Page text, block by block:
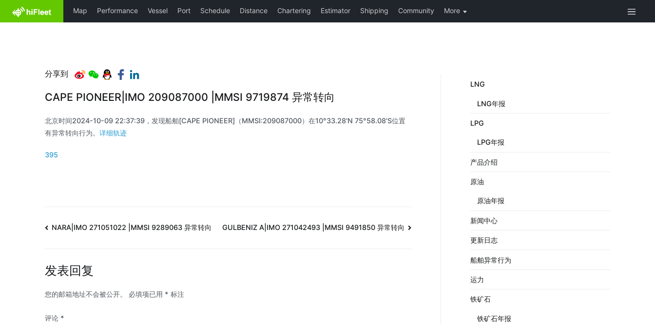
分享到
CAPE PIONEER|IMO 209087000 |MMSI 9719874 异常转向
北京时间2024-10-09 22:37:39，发现船舶[CAPE PIONEER]（MMSI:209087000）在10°33.28'N 75°58.08'S位置
有异常转向行为。 详细轨迹
395
NARA|IMO 271051022 |MMSI 9289063 异常转向 GULBENIZ A|IMO 271042493 |MMSI 9491850 异常转向
发表回复
您的邮箱地址不会被公开。 必填项已用 * 标注
评论 *
LNG
LNG年报
LPG
LPG年报
产品介绍
原油
原油年报
新闻中心
更新日志
船舶异常行为
运力
铁矿石
铁矿石年报